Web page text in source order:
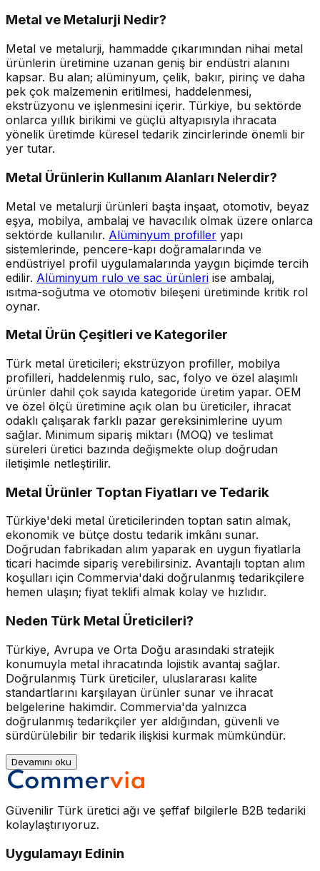
Metal ve Metalurji Nedir?
Metal ve metalurji, hammadde çıkarımından nihai metal
ürünlerin üretimine uzanan geniş bir endüstri alanını
kapsar. Bu alan; alüminyum, çelik, bakır, pirinç ve daha
pek çok malzemenin eritilmesi, haddelenmesi,
ekstrüzyonu ve işlenmesini içerir. Türkiye, bu sektörde
onlarca yıllık birikimi ve güçlü altyapısıyla ihracata
yönelik üretimde küresel tedarik zincirlerinde önemli bir
yer tutar.
Metal Ürünlerin Kullanım Alanları Nelerdir?
Metal ve metalurji ürünleri başta inşaat, otomotiv, beyaz
eşya, mobilya, ambalaj ve havacılık olmak üzere onlarca
sektörde kullanılır. Alüminyum profiller yapı
sistemlerinde, pencere-kapı doğramalarında ve
endüstriyel profil uygulamalarında yaygın biçimde tercih
edilir. Alüminyum rulo ve sac ürünleri ise ambalaj,
ısıtma-soğutma ve otomotiv bileşeni üretiminde kritik rol
oynar.
Metal Ürün Çeşitleri ve Kategoriler
Türk metal üreticileri; ekstrüzyon profiller, mobilya
profilleri, haddelenmiş rulo, sac, folyo ve özel alaşımlı
ürünler dahil çok sayıda kategoride üretim yapar. OEM
ve özel ölçü üretimine açık olan bu üreticiler, ihracat
odaklı çalışarak farklı pazar gereksinimlerine uyum
sağlar. Minimum sipariş miktarı (MOQ) ve teslimat
süreleri üretici bazında değişmekte olup doğrudan
iletişimle netleştirilir.
Metal Ürünler Toptan Fiyatları ve Tedarik
Türkiye'deki metal üreticilerinden toptan satın almak,
ekonomik ve bütçe dostu tedarik imkânı sunar.
Doğrudan fabrikadan alım yaparak en uygun fiyatlarla
ticari hacimde sipariş verebilirsiniz. Avantajlı toptan alım
koşulları için Commervia'daki doğrulanmış tedarikçilere
hemen ulaşın; fiyat teklifi almak kolay ve hızlıdır.
Neden Türk Metal Üreticileri?
Türkiye, Avrupa ve Orta Doğu arasındaki stratejik
konumuyla metal ihracatında lojistik avantaj sağlar.
Doğrulanmış Türk üreticiler, uluslararası kalite
standartlarını karşılayan ürünler sunar ve ihracat
belgelerine hakimdir. Commervia'da yalnızca
doğrulanmış tedarikçiler yer aldığından, güvenli ve
sürdürülebilir bir tedarik ilişkisi kurmak mümkündür.
Devamını oku
Güvenilir Türk üretici ağı ve şeffaf bilgilerle B2B tedariki
kolaylaştırıyoruz.
Uygulamayı Edinin